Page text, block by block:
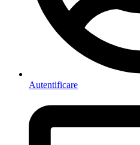
Autentificare